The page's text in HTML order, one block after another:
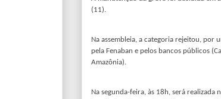
(11).
Na assembleia, a categoria rejeitou, por
pela Fenaban e pelos bancos públicos
Amazônia).
Na segunda-feira, às 18h, será realizada